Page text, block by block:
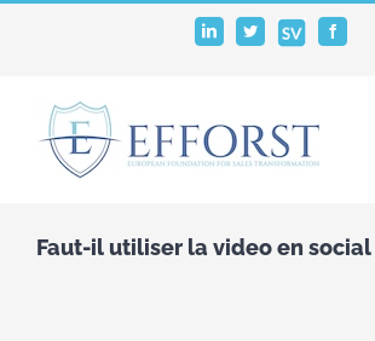
LinkedInTwitterSalesVocation
Faut-il utiliser la video en